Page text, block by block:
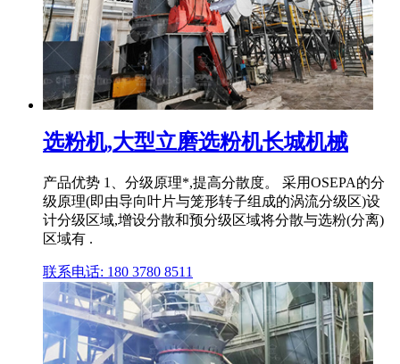
选粉机,大型立磨选粉机长城机械
产品优势 1、分级原理*,提高分散度。 采用OSEPA的分
级原理(即由导向叶片与笼形转子组成的涡流分级区)设
计分级区域,增设分散和预分级区域将分散与选粉(分离)
区域有 .
联系电话: 180 3780 8511